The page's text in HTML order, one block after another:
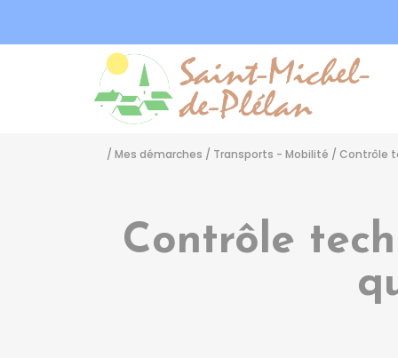
/ Mes démarches / Transports - Mobilité / Contrôle
Contrôle